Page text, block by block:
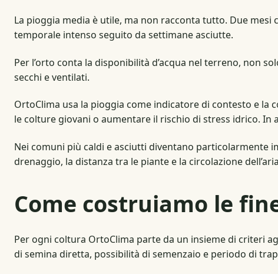
La pioggia media è utile, ma non racconta tutto. Due
temporale intenso seguito da settimane asciutte.
Per l’orto conta la disponibilità d’acqua nel terreno, non
secchi e ventilati.
OrtoClima usa la pioggia come indicatore di contesto e la
le colture giovani o aumentare il rischio di stress idrico.
Nei comuni più caldi e asciutti diventano particolarmente
drenaggio, la distanza tra le piante e la circolazione
Come costruiamo le
Per ogni coltura OrtoClima parte da un insieme di criteri
di semina diretta, possibilità di semenzaio e periodo di